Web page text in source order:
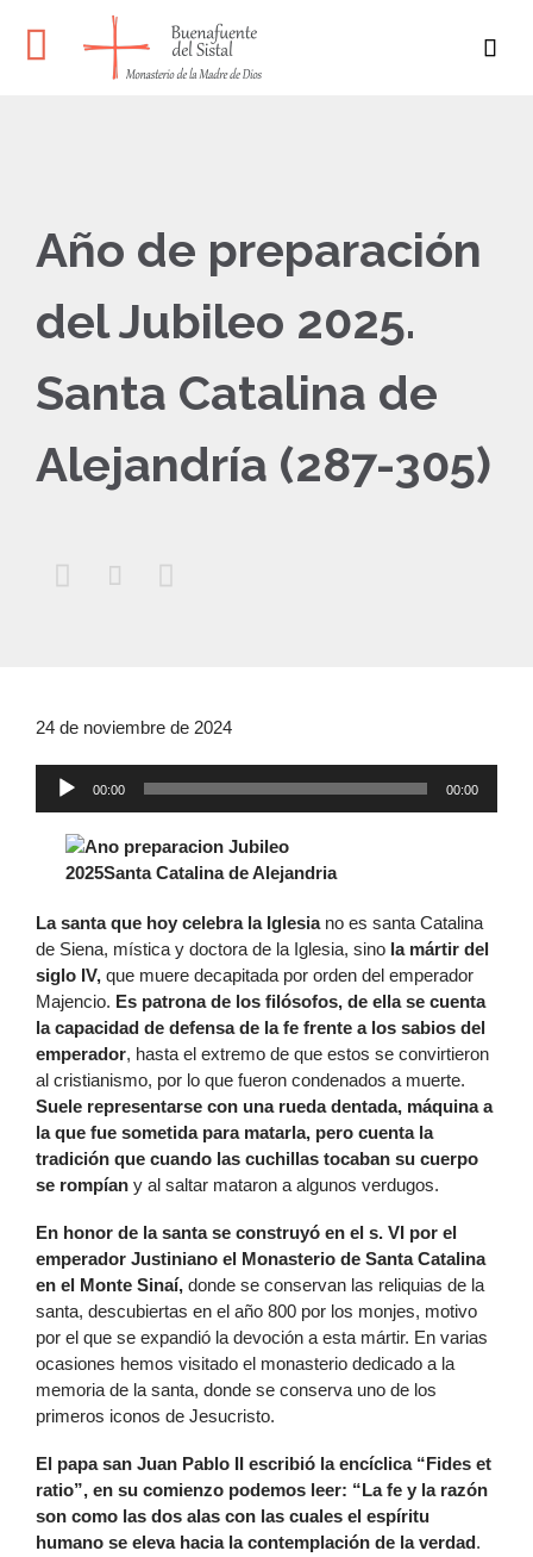

Año de preparación
del Jubileo 2025.
Santa Catalina de
Alejandría (287-305)
  
24 de noviembre de 2024
00:00 00:00
La santa que hoy celebra la Iglesiano es santa Catalina
de Siena, mística y doctora de la Iglesia, sino la mártir del
siglo IV, que muere decapitada por orden del emperador
Majencio. Es patrona de los filósofos, de ella se cuenta
la capacidad de defensa de la fe frente a los sabios del
emperador, hasta el extremo de que estos se convirtieron
al cristianismo, por lo que fueron condenados a muerte.
Suele representarse con una rueda dentada, máquina a
la que fue sometida para matarla, pero cuenta la
tradición que cuando las cuchillas tocaban su cuerpo
se rompían y al saltar mataron a algunos verdugos.
En honor de la santa se construyó en el s. VI por el
emperador Justiniano el Monasterio de Santa Catalina
en el Monte Sinaí, donde se conservan las reliquias de la
santa, descubiertas en el año 800 por los monjes, motivo
por el que se expandió la devoción a esta mártir. En varias
ocasiones hemos visitado el monasterio dedicado a la
memoria de la santa, donde se conserva uno de los
primeros iconos de Jesucristo.
El papa san Juan Pablo II escribió la encíclica “Fides et
ratio”, en su comienzo podemos leer: “La fe y la razón
son como las dos alas con las cuales el espíritu
humano se eleva hacia la contemplación de la verdad.